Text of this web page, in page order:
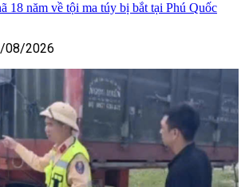
18 năm về tội ma túy bị bắt tại Phú Quốc
08/2026